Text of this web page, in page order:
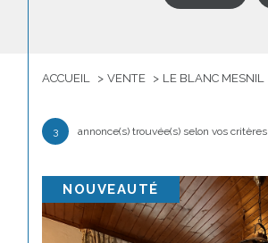
ACCUEIL VENTE LE BLANC MESNIL
3 annonce(s) trouvée(s) selon vos critères
NOUVEAUTÉ